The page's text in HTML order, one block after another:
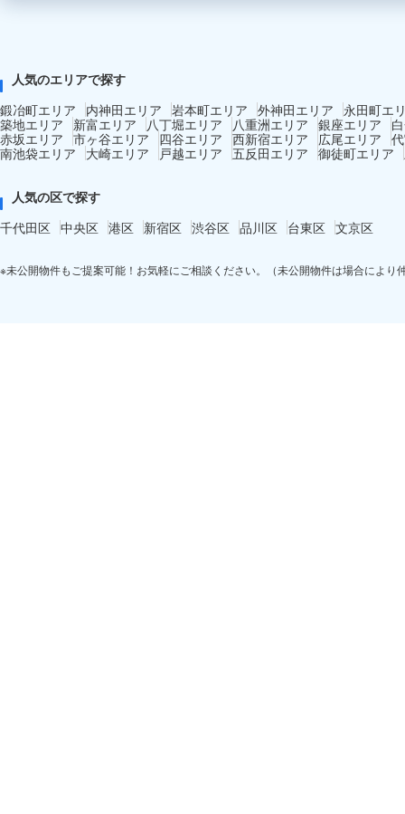
人気のエリアで探す
鍛冶町エリア
内神田エリア 岩本町エリア 外神田エリア
永田町エ
築地エリア
新富エリア 八丁堀エリア 八重洲エリア 銀座エリア
赤坂エリア 市ヶ谷エリア 四谷エリア 西新宿エリア 広尾エリア
南池袋エリア
大崎エリア 戸越エリア 五反田エリア 御徒町エリア
人気の区で探す
千代田区 中央区 港区 新宿区 渋谷区 品川区 台東区 文京区
※未公開物件もご提案可能！お気軽にご相談ください。（未公開物件は場合により